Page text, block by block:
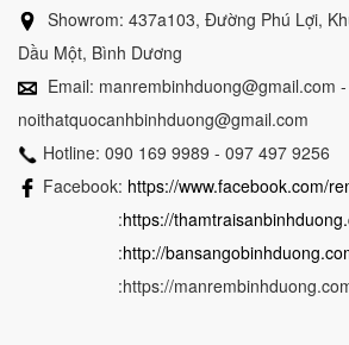
Showrom: 437a103, Đường Phú Lợi,
Dầu Một, Bình Dương
Email: manrembinhduong@gmail.com -
noithatquocanhbinhduong@gmail.com
Hotline: 090 169 9989 - 097 497 9256
Facebook: https://www.facebook.com/
:https://
:http://
:https://